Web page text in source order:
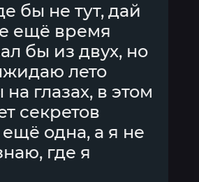
бы не тут, дай
ещё время
бы из двух, но
лето
глазах, в этом
секретов
одна, а я не
где я